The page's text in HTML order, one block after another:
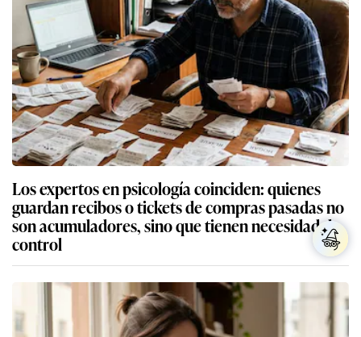
Los expertos en psicología coinciden: quienes
guardan recibos o tickets de compras pasadas no
son acumuladores, sino que tienen necesidad de
control